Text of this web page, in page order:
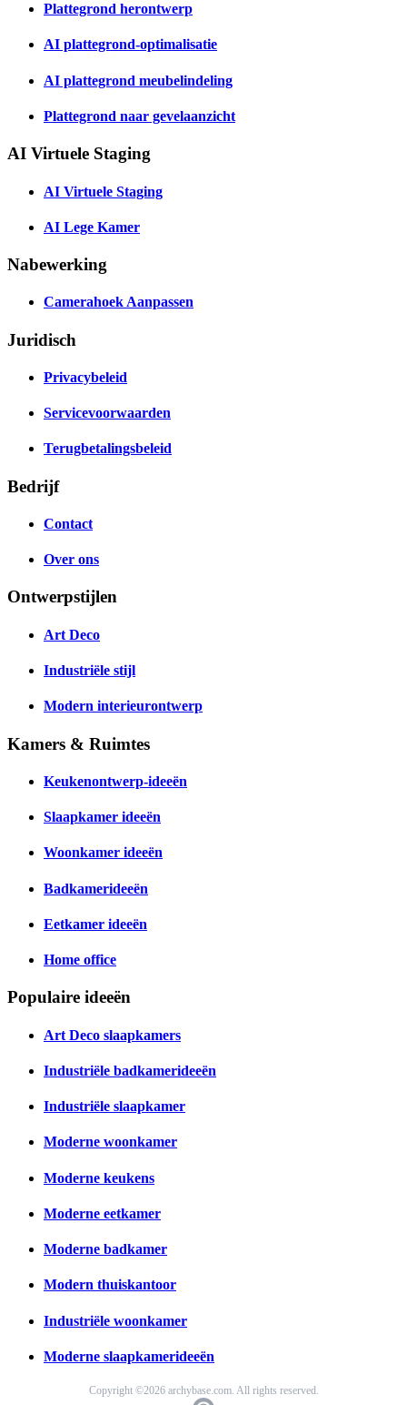
Plattegrond herontwerp
AI plattegrond-optimalisatie
AI plattegrond meubelindeling
Plattegrond naar gevelaanzicht
AI Virtuele Staging
AI Virtuele Staging
AI Lege Kamer
Nabewerking
Camerahoek Aanpassen
Juridisch
Privacybeleid
Servicevoorwaarden
Terugbetalingsbeleid
Bedrijf
Contact
Over ons
Ontwerpstijlen
Art Deco
Industriële stijl
Modern interieurontwerp
Kamers & Ruimtes
Keukenontwerp-ideeën
Slaapkamer ideeën
Woonkamer ideeën
Badkamerideeën
Eetkamer ideeën
Home office
Populaire ideeën
Art Deco slaapkamers
Industriële badkamerideeën
Industriële slaapkamer
Moderne woonkamer
Moderne keukens
Moderne eetkamer
Moderne badkamer
Modern thuiskantoor
Industriële woonkamer
Moderne slaapkamerideeën
Copyright ©2026 archybase.com. All rights reserved.